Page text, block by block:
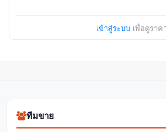
เข้าสู่ระบบเพื่อดูราคา
ทีมขาย